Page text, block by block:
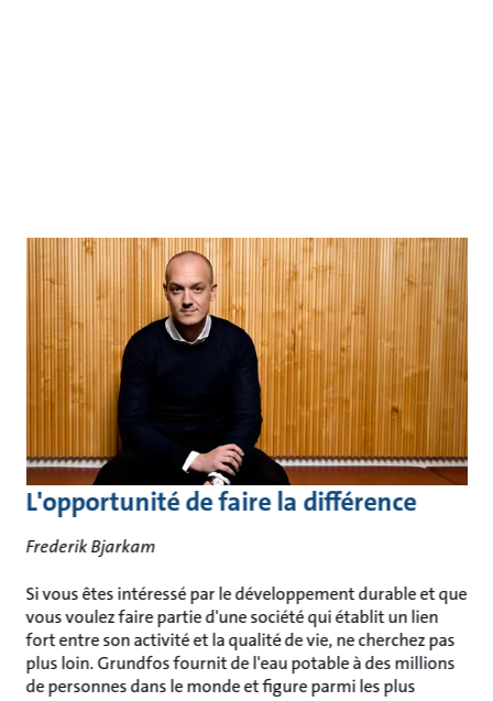
L'opportunité de faire la différence
Frederik Bjarkam
Si vous êtes intéressé par le développement durable et que
vous voulez faire partie d'une société qui établit un lien
fort entre son activité et la qualité de vie, ne cherchez pas
plus loin. Grundfos fournit de l'eau potable à des millions
de personnes dans le monde et figure parmi les plus